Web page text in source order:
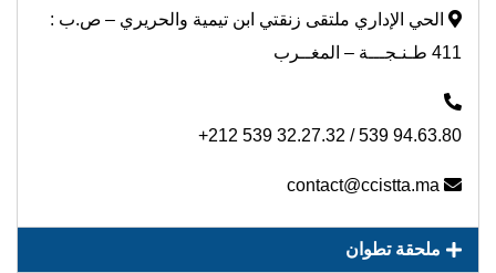
الحي الإداري ملتقى زنقتي ابن تيمية والحريري – ص.ب :
411 طـنـجـــة – المغــرب
+212 539 32.27.32 / 539 94.63.80
ملحقة تطوان